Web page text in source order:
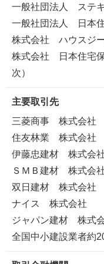
一般社団法人 ステ
一般社団法人 日本
株式会社 ハウスジー
株式会社 日本住宅
次）
主要取引先
三菱商事 株式会社
住友林業 株式会社
伊藤忠建材 株式会
ＳＭＢ建材 株式会
双日建材 株式会社
ナイス 株式会社
ジャパン建材 株式
全国中小建設業者約